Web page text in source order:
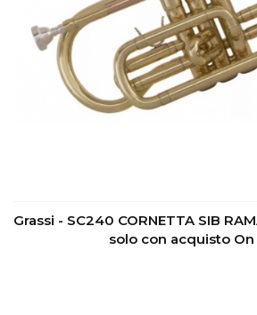
Grassi - SC240 CORNETTA SIB
solo con acquisto On